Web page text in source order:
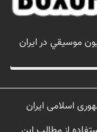
موسيقي در ايران
اسلامی ایران